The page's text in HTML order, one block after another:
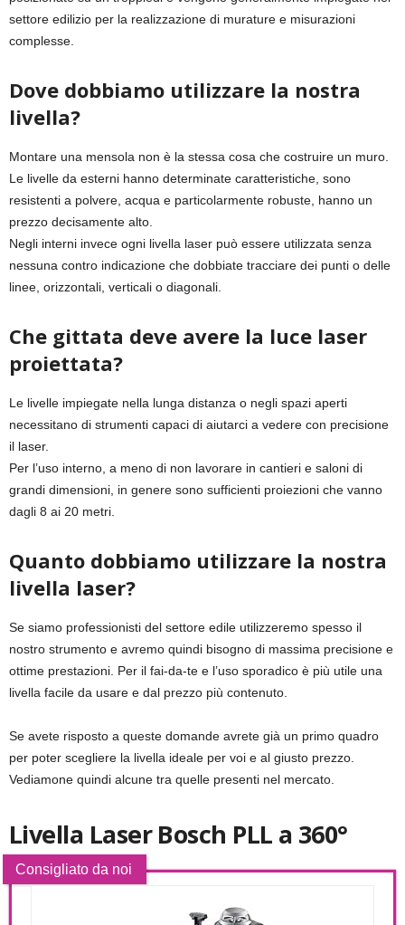
settore edilizio per la realizzazione di murature e misurazioni
complesse.
Dove dobbiamo utilizzare la nostra
livella?
Montare una mensola non è la stessa cosa che costruire un muro.
Le livelle da esterni hanno determinate caratteristiche, sono
resistenti a polvere, acqua e particolarmente robuste, hanno un
prezzo decisamente alto.
Negli interni invece ogni livella laser può essere utilizzata senza
nessuna contro indicazione che dobbiate tracciare dei punti o delle
linee, orizzontali, verticali o diagonali.
Che gittata deve avere la luce laser
proiettata?
Le livelle impiegate nella lunga distanza o negli spazi aperti
necessitano di strumenti capaci di aiutarci a vedere con precisione
il laser.
Per l’uso interno, a meno di non lavorare in cantieri e saloni di
grandi dimensioni, in genere sono sufficienti proiezioni che vanno
dagli 8 ai 20 metri.
Quanto dobbiamo utilizzare la nostra
livella laser?
Se siamo professionisti del settore edile utilizzeremo spesso il
nostro strumento e avremo quindi bisogno di massima precisione e
ottime prestazioni. Per il fai-da-te e l’uso sporadico è più utile una
livella facile da usare e dal prezzo più contenuto.
Se avete risposto a queste domande avrete già un primo quadro
per poter scegliere la livella ideale per voi e al giusto prezzo.
Vediamone quindi alcune tra quelle presenti nel mercato.
Livella Laser Bosch PLL a 360°